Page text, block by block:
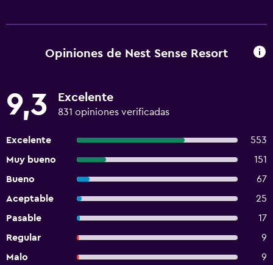
Opiniones de Nest Sense Resort
9,3 Excelente
831 opiniones verificadas
Excelente
553
Muy bueno
151
Bueno
67
Aceptable
25
Pasable
17
Regular
9
Malo
9